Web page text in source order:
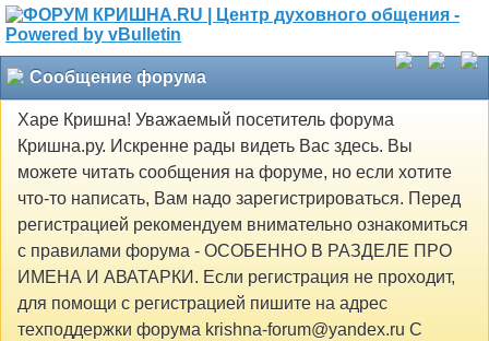
Сообщение форума
Харе Кришна! Уважаемый посетитель форума
Кришна.ру. Искренне рады видеть Вас здесь. Вы
можете читать сообщения на форуме, но если хотите
что-то написать, Вам надо зарегистрироваться. Перед
регистрацией рекомендуем внимательно ознакомиться
с правилами форума - ОСОБЕННО В РАЗДЕЛЕ ПРО
ИМЕНА И АВАТАРКИ. Если регистрация не проходит,
для помощи с регистрацией пишите на адрес
техподдержки форума krishna-forum@yandex.ru С